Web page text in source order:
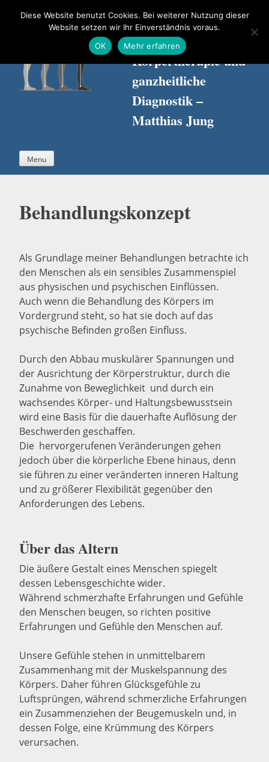
Praxis für
Körpertherapie und
ganzheitliche
Diagnostik –
Matthias Jung
Menu
Behandlungskonzept
Als Grundlage meiner Behandlungen betrachte ich
den Menschen als ein sensibles Zusammenspiel
aus physischen und psychischen Einflüssen.
Auch wenn die Behandlung des Körpers im
Vordergrund steht, so hat sie doch auf das
psychische Befinden großen Einfluss.
Durch den Abbau muskulärer Spannungen und
der Ausrichtung der Körperstruktur, durch die
Zunahme von Beweglichkeit und durch ein
wachsendes Körper- und Haltungsbewusstsein
wird eine Basis für die dauerhafte Auflösung der
Beschwerden geschaffen.
Die hervorgerufenen Veränderungen gehen
jedoch über die körperliche Ebene hinaus, denn
sie führen zu einer veränderten inneren Haltung
und zu größerer Flexibilität gegenüber den
Anforderungen des Lebens.
Über das Altern
Die äußere Gestalt eines Menschen spiegelt
dessen Lebensgeschichte wider.
Während schmerzhafte Erfahrungen und Gefühle
den Menschen beugen, so richten positive
Erfahrungen und Gefühle den Menschen auf.
Unsere Gefühle stehen in unmittelbarem
Zusammenhang mit der Muskelspannung des
Körpers. Daher führen Glücksgefühle zu
Luftsprüngen, während schmerzliche Erfahrungen
ein Zusammenziehen der Beugemuskeln und, in
dessen Folge, eine Krümmung des Körpers
verursachen.
Diese Website benutzt Cookies. Bei weiterer Nutzung dieser
Website setzen wir Ihr Einverständnis voraus.
OK
Mehr erfahren